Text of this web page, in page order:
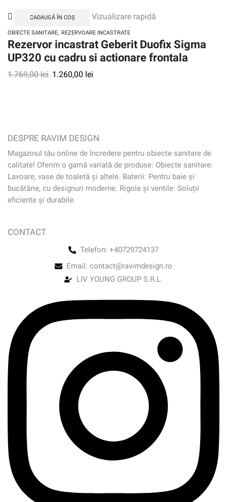
ADAUGĂ ÎN COȘ Vizualizare rapidă
OBIECTE SANITARE, REZERVOARE INCASTRATE
Rezervor incastrat Geberit Duofix Sigma
UP320 cu cadru si actionare frontala
1.769,00lei 1.260,00 lei
DESPRE RAVIM DESIGN
Magazinul tău online de încredere pentru obiecte sanitare de
calitate! Oferim o gamă variată de produse: Obiecte sanitare:
Lavoare, vase de toaletă și altele. Baterii: Pentru baie și
bucătărie, cu designuri moderne. Rigole și ventile: Soluții
eficiente și durabile.
CONTACT
Telefon: +40729724137
Email: contact@ravimdesign.ro
LIV YOUNG GROUP S.R.L.